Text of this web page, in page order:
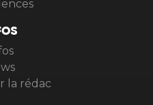
la rédac